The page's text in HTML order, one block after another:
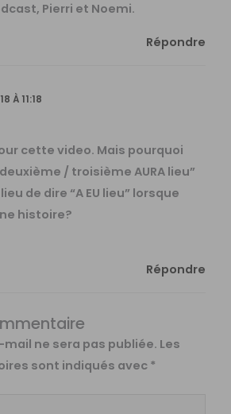
Pierri et Noemi.
Répondre
À 11:18
cette video. Mais pourquoi
/ troisième AURA lieu”
de dire “A EU lieu” lorsque
histoire?
Répondre
ne sera pas publiée. Les
sont indiqués avec*